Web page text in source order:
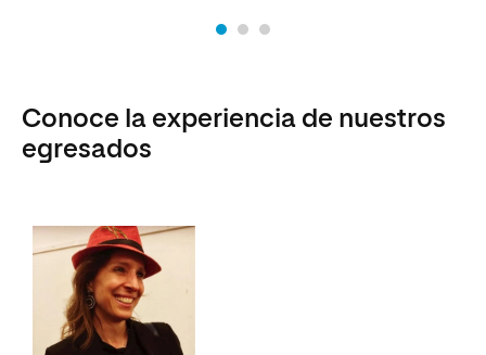
Conoce la experiencia de nuestros
egresados